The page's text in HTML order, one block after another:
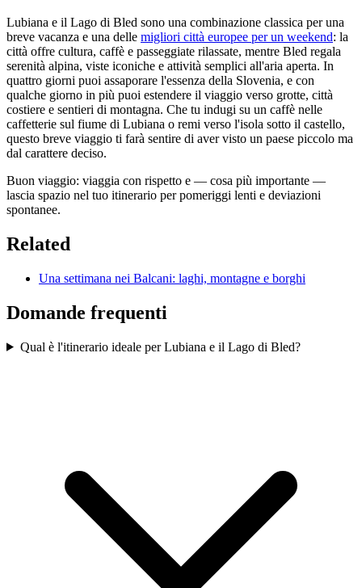
Lubiana e il Lago di Bled sono una combinazione classica per una
breve vacanza e una delle migliori città europee per un weekend: la
città offre cultura, caffè e passeggiate rilassate, mentre Bled regala
serenità alpina, viste iconiche e attività semplici all'aria aperta. In
quattro giorni puoi assaporare l'essenza della Slovenia, e con
qualche giorno in più puoi estendere il viaggio verso grotte, città
costiere e sentieri di montagna. Che tu indugi su un caffè nelle
caffetterie sul fiume di Lubiana o remi verso l'isola sotto il castello,
questo breve viaggio ti farà sentire di aver visto un paese piccolo ma
dal carattere deciso.
Buon viaggio: viaggia con rispetto e — cosa più importante —
lascia spazio nel tuo itinerario per pomeriggi lenti e deviazioni
spontanee.
Related
Una settimana nei Balcani: laghi, montagne e borghi
Domande frequenti
Qual è l'itinerario ideale per Lubiana e il Lago di Bled?